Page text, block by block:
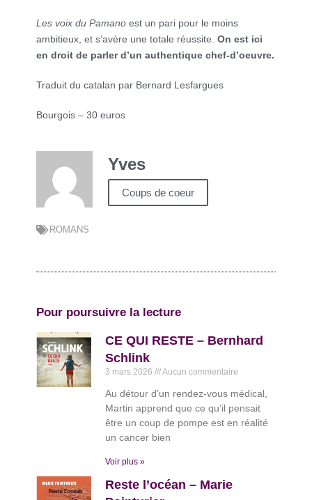
Les voix du Pamano est un pari pour le moins
ambitieux, et s’avère une totale réussite.On est ici
en droit de parler d’un authentique chef-d’oeuvre.
Traduit du catalan par Bernard Lesfargues
Bourgois – 30 euros
Yves
Coups de coeur
ROMANS
Pour poursuivre la lecture
CE QUI RESTE – Bernhard
Schlink
3 mars 2026 Aucun commentaire
Au détour d’un rendez-vous médical,
Martin apprend que ce qu’il pensait
être un coup de pompe est en réalité
un cancer bien
Voir plus »
Reste l’océan – Marie